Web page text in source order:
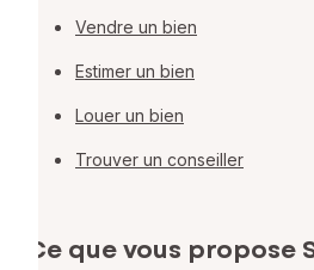
Vendre un bien
Estimer un bien
Louer un bien
Trouver un conseiller
Ce que vous propose